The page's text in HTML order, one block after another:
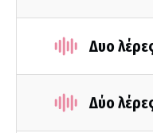
Δυο
Δύο